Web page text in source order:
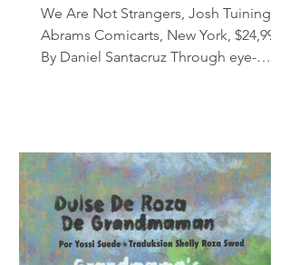
We Are Not Strangers, Josh Tuininga,
Abrams Comicarts, New York, $24,99.
By Daniel Santacruz Through eye-
ancestors from Turkey, and Sam
Akiyama, an American of Japanese
descent from the Seattle area.
Tuininga, a designer and artist who
lives in Washington State, has given us